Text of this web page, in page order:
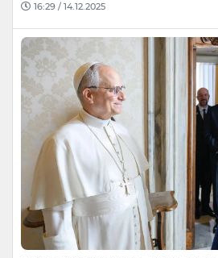
16:29 / 14.12.2025